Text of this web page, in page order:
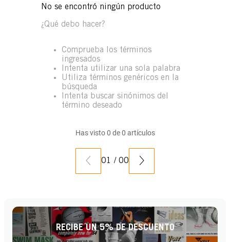
No se encontró ningún producto
¿Qué debo hacer?
Comprueba los términos
ingresados
Intenta utilizar una sola palabra
Utiliza términos genéricos en la
búsqueda
Intenta buscar sinónimos del
término deseado
Has visto0 de0 artículos
01 / 00
RECIBE UN 5% DE DESCUENTO